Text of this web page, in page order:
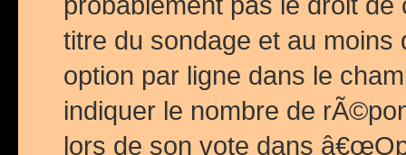
titre du sondage et au
option par ligne dans le
indiquer le nombre de
lors de son vote dans